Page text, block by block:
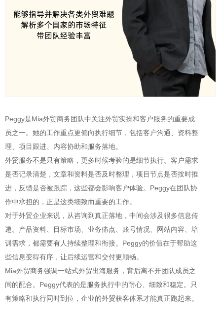
Peggy是Mia外贸商务团队中关注外贸实操和客户服务的重要成
员之一。她的工作重点更偏向执行细节，包括客户沟通、资料整
理、项目跟进、内容协助和服务落地。
外贸服务不是只有策略，更多时候考验的是细节执行。客户需求
是否记录清楚，文章和资料是否及时整理，项目节点是否按时推
进，反馈是否被跟踪，这些都会影响客户体验。Peggy在团队协
作中承担的，正是这类细致而重要的工作。
对于外贸企业来说，从咨询到真正落地，中间会涉及很多信息传
递。产品资料、目标市场、业务痛点、账号情况、网站内容、培
训需求，都需要有人持续整理和衔接。Peggy的价值在于帮助这
些信息变得有序，让后续运营和交付更顺畅。
Mia外贸商务强调一站式外贸出海服务，背后离不开团队成员之
间的配合。Peggy代表的是服务执行中的耐心、细致和稳定。只
有策略和执行同时到位，企业的外贸获客体系才能真正跑起来。